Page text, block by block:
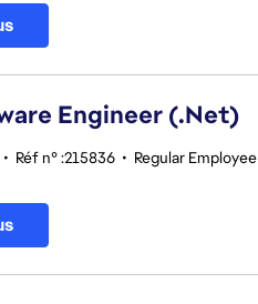
Engineer (.Net)
• Réf n° :215836 • Regular Employee